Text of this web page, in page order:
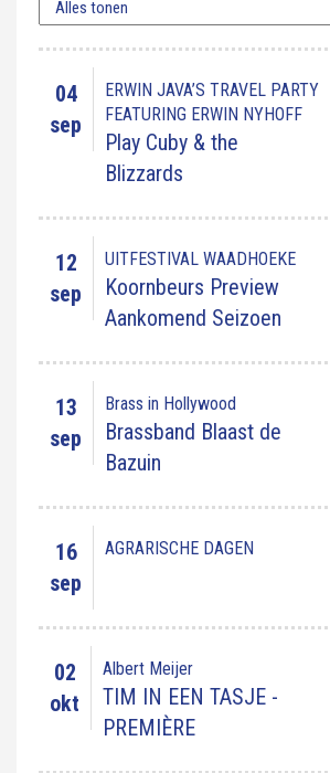
04
sep
ERWIN JAVA’S TRAVEL PARTY
FEATURING ERWIN NYHOFF
Play Cuby & the
Blizzards
12
sep
UITFESTIVAL WAADHOEKE
Koornbeurs Preview
Aankomend Seizoen
13
sep
Brass in Hollywood
Brassband Blaast de
Bazuin
16
sep
AGRARISCHE DAGEN
02
okt
Albert Meijer
TIM IN EEN TASJE -
PREMIÈRE